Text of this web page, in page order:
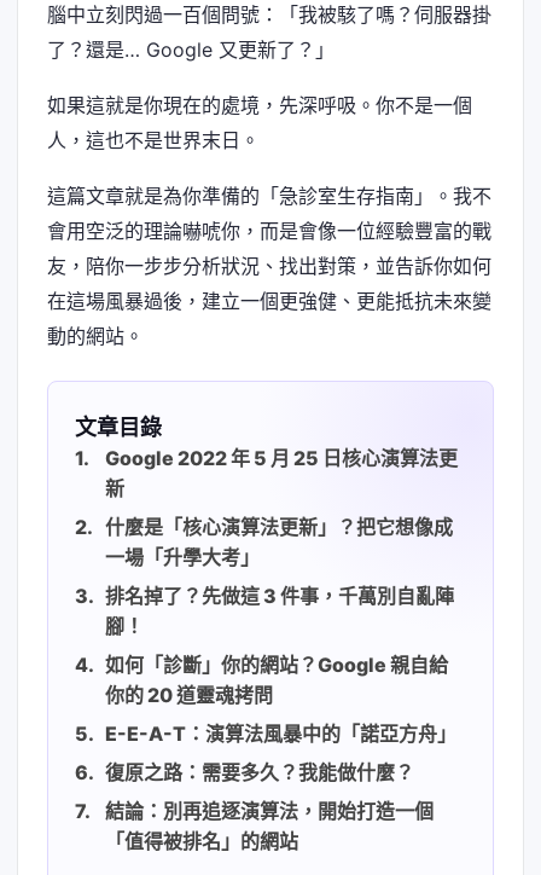
腦中立刻閃過一百個問號：「我被駭了嗎？伺服器掛
了？還是… Google 又更新了？」
如果這就是你現在的處境，先深呼吸。你不是一個
人，這也不是世界末日。
這篇文章就是為你準備的「急診室生存指南」。我不
會用空泛的理論嚇唬你，而是會像一位經驗豐富的戰
友，陪你一步步分析狀況、找出對策，並告訴你如何
在這場風暴過後，建立一個更強健、更能抵抗未來變
動的網站。
文章目錄
Google 2022 年 5 月 25 日核心演算法更
新
什麼是「核心演算法更新」？把它想像成
一場「升學大考」
排名掉了？先做這 3 件事，千萬別自亂陣
腳！
如何「診斷」你的網站？Google 親自給
你的 20 道靈魂拷問
E-E-A-T：演算法風暴中的「諾亞方舟」
復原之路：需要多久？我能做什麼？
結論：別再追逐演算法，開始打造一個
「值得被排名」的網站